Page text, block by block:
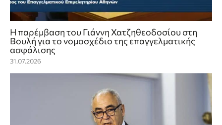
Η παρέμβαση του Γιάννη Χατζηθεοδοσίου στη
Βουλή για το νομοσχέδιο της επαγγελματικής
ασφάλισης
31.07.2026